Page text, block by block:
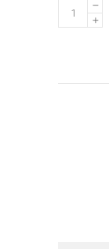
Portaconi
di